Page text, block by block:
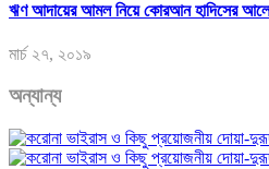
ঋণ আদায়ের আমল নিয়ে কোরআন হাদিসের
মার্চ ২৭, ২০১৯
অন্যান্য